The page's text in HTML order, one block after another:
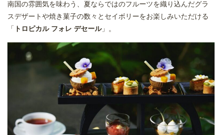
南国の雰囲気を味わう、夏ならではのフルーツを織り込んだグラ
スデザートや焼き菓子の数々とセイボリーをお楽しみいただける
「 トロピカル フォレ デセール」。